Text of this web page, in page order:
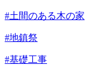
#土間のある木の家
#地鎮祭
#基礎工事